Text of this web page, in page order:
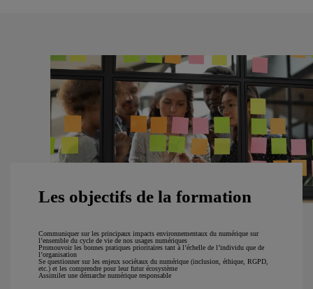
Les objectifs de la formation
Communiquer sur les principaux impacts environnementaux du numérique sur
l’ensemble du cycle de vie de nos usages numériques
Promouvoir les bonnes pratiques prioritaires tant à l’échelle de l’individu que de
l’organisation
Se questionner sur les enjeux sociétaux du numérique (inclusion, éthique, RGPD,
etc.) et les comprendre pour leur futur écosystème
Assimiler une démarche numérique responsable